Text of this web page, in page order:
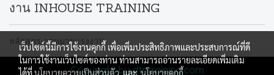
งาน INHOUSE TRAINING
หลักสูตร กฎหมายแรงงาน
Copyright by dtntraining.com
เว็บไซต์นี้มีการใช้งานคุกกี้ เพื่อเพิ่มประสิทธิภาพและประสบการณ์ที่ดี
ในการใช้งานเว็บไซต์ของท่าน ท่านสามารถอ่านรายละเอียดเพิ่มเติม
ได้ที่นโยบายความเป็นส่วนตัวและนโยบายคุกกี้